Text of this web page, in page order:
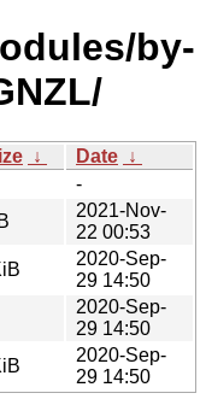
by-
↓ Date ↓
-
2021-Nov-
22 00:53
2020-Sep-
29 14:50
2020-Sep-
29 14:50
2020-Sep-
29 14:50